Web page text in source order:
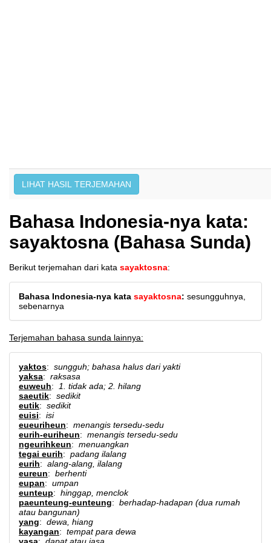
Bahasa Indonesia-nya kata:
sayaktosna (Bahasa Sunda)
Berikut terjemahan dari kata sayaktosna:
Bahasa Indonesia-nya kata sayaktosna: sesungguhnya,
sebenarnya
Terjemahan bahasa sunda lainnya:
yaktos: sungguh; bahasa halus dari yakti
yaksa: raksasa
euweuh:
1. tidak ada; 2. hilang
saeutik: sedikit
eutik: sedikit
euisi: isi
eueuriheun: menangis tersedu-sedu
eurih-euriheun: menangis tersedu-sedu
ngeurihkeun: menuangkan
tegai eurih: padang ilalang
eurih: alang-alang, ilalang
eureun: berhenti
eupan: umpan
eunteup: hinggap, menclok
paeunteung-eunteung: berhadap-hadapan (dua rumah
atau bangunan)
yang: dewa, hiang
kayangan: tempat para dewa